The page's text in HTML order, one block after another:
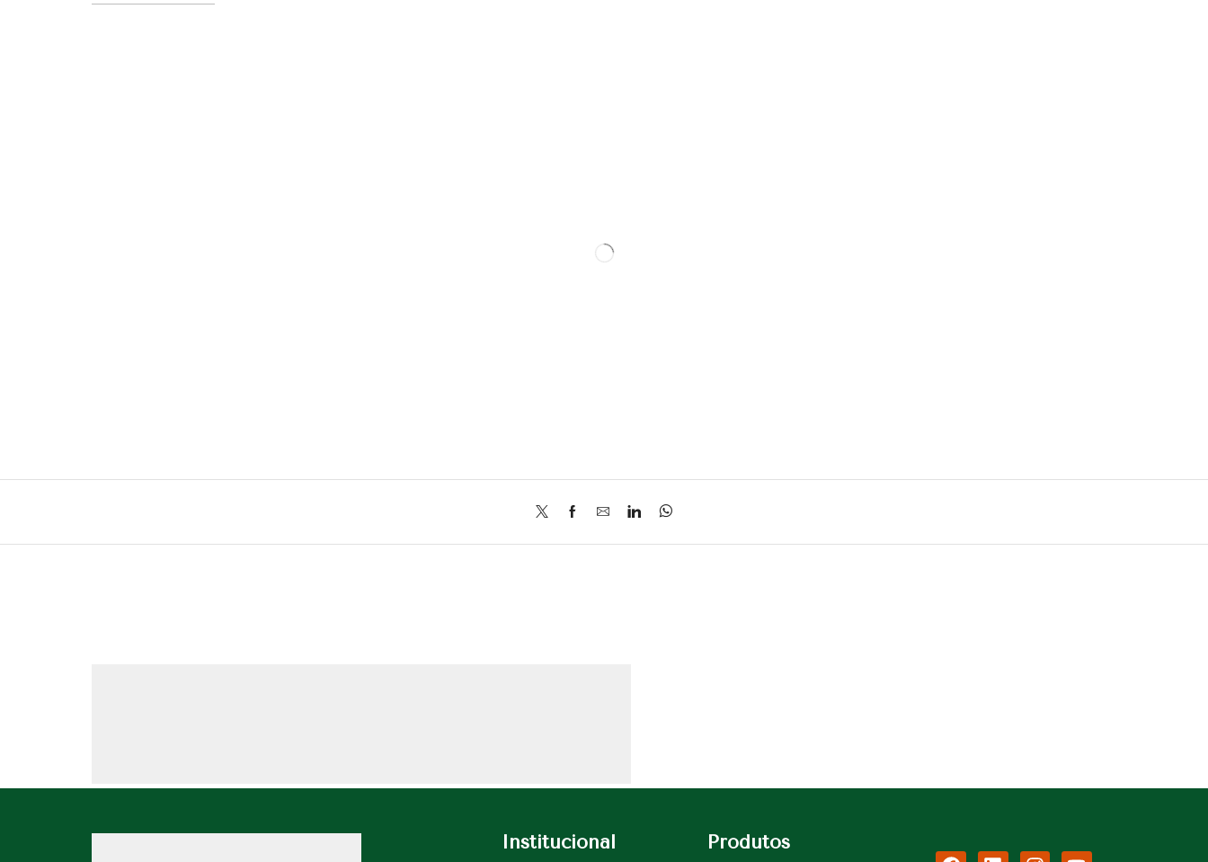
Institucional Produtos